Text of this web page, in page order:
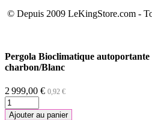
© Depuis 2009 LeKingStore.com -
Pergola Bioclimatique
charbon/Blanc
2 999,00 € 0,92 €
Ajouter au panier